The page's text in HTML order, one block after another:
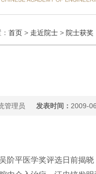
首页> 走近院士> 院士获奖
管理员 发表时间： 2009-
阶平医学奖评选日前揭